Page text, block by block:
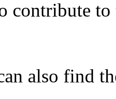
contribute to
also find